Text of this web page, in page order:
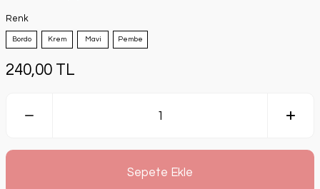
Renk
Bordo Krem Mavi Pembe
240,00 TL
Sepete Ekle